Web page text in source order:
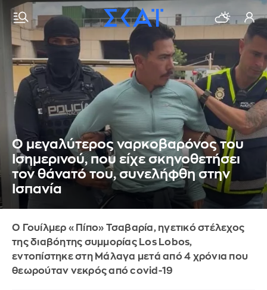
Ο μεγαλύτερος ναρκοβαρόνος του
Ισημερινού, που είχε σκηνοθετήσει
τον θάνατό του, συνελήφθη στην
Ισπανία
O Γουίλμερ «Πίπο» Τσαβαρία, ηγετικό στέλεχος
της διαβόητης συμμορίας Los Lobos,
εντοπίστηκε στη Μάλαγα μετά από 4 χρόνια που
θεωρούταν νεκρός από covid-19